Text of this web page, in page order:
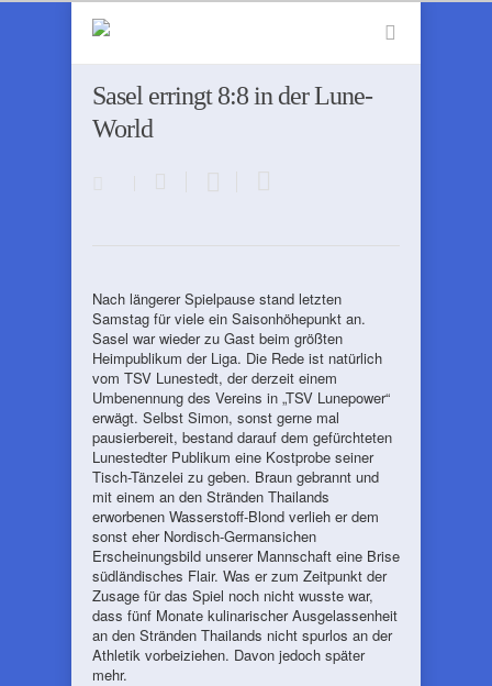
Sasel erringt 8:8 in der Lune-
World
Nach längerer Spielpause stand letzten
Samstag für viele ein Saisonhöhepunkt an.
Sasel war wieder zu Gast beim größten
Heimpublikum der Liga. Die Rede ist natürlich
vom TSV Lunestedt, der derzeit einem
Umbenennung des Vereins in „TSV Lunepower“
erwägt. Selbst Simon, sonst gerne mal
pausierbereit, bestand darauf dem gefürchteten
Lunestedter Publikum eine Kostprobe seiner
Tisch-Tänzelei zu geben. Braun gebrannt und
mit einem an den Stränden Thailands
erworbenen Wasserstoff-Blond verlieh er dem
sonst eher Nordisch-Germansichen
Erscheinungsbild unserer Mannschaft eine Brise
südländisches Flair. Was er zum Zeitpunkt der
Zusage für das Spiel noch nicht wusste war,
dass fünf Monate kulinarischer Ausgelassenheit
an den Stränden Thailands nicht spurlos an der
Athletik vorbeiziehen. Davon jedoch später
mehr.